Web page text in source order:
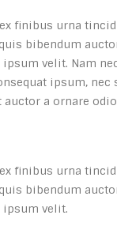
finibus urna
bibendum
velit. Nam
ipsum,
a ornare
finibus urna
bibendum
ipsum velit.